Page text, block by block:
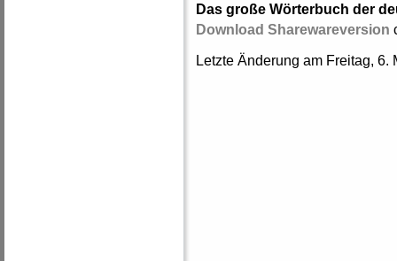
Das große Wörterbuch der
Download Sharewareversion
Letzte Änderung am Freitag, 6.